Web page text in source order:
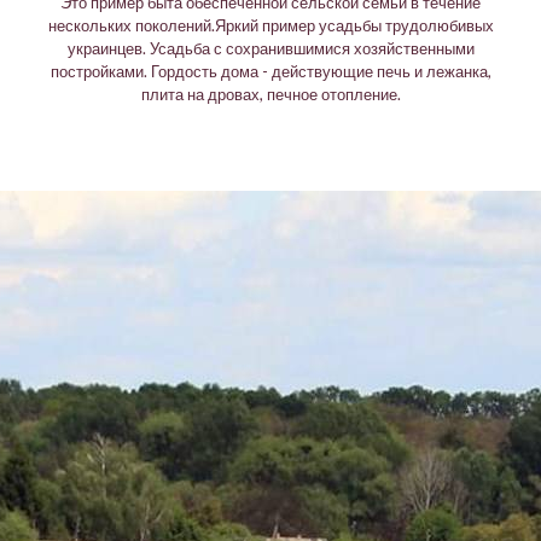
нескольких поколений.Яркий пример усадьбы трудолюбивых
украинцев. Усадьба с сохранившимися хозяйственными
постройками. Гордость дома - действующие печь и лежанка,
плита на дровах, печное отопление.